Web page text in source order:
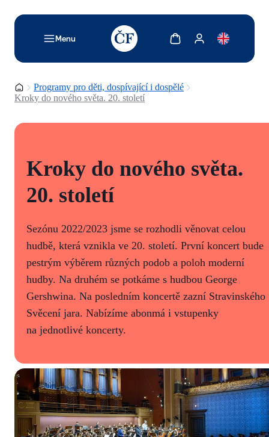
Menu
TODO: Add description for reader
Zobrazit košíkZobrazit můj účet
Domovská stránka
Programy pro děti, dospívající i dospělé
Kroky do nového světa. 20. století
Kroky do nového světa.
20. století
Sezónu 2022/2023 jsme se rozhodli věnovat celou
hudbě, která vznikla ve 20. století. První koncert bude
pestrým výběrem různých podob a poloh moderní
hudby. Na druhém se potkáme s hudbou George
Gershwina. Na posledním koncertě zazní Stravinského
Svěcení jara. Nabízíme abonmá i vstupenky
na jednotlivé koncerty.